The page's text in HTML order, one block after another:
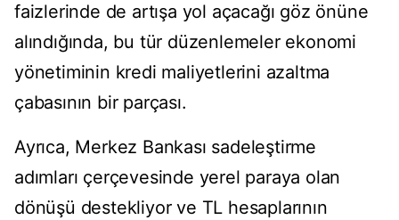
faizlerinde de artışa yol açacağı göz önüne
alındığında, bu tür düzenlemeler ekonomi
yönetiminin kredi maliyetlerini azaltma
çabasının bir parçası.
Ayrıca, Merkez Bankası sadeleştirme
adımları çerçevesinde yerel paraya olan
dönüşü destekliyor ve TL hesaplarının